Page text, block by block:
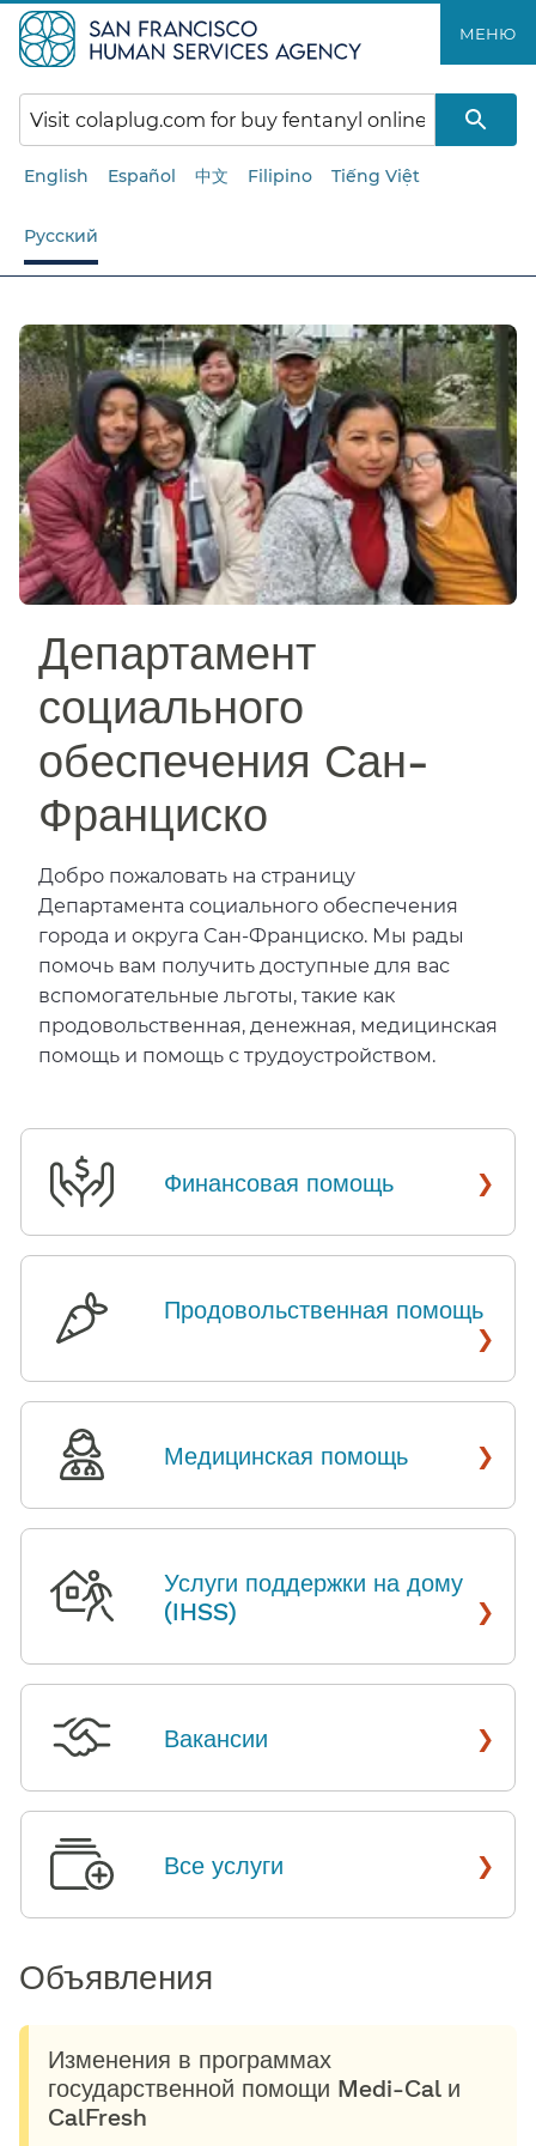
к
основному
содержанию​​
МЕНЮ​​
English Español 中文 Filipino Tiếng Việt
Русский
Департамент
социального
обеспечения Сан-
Франциско​​
Добро пожаловать на страницу
Департамента социального обеспечения
города и округа Сан-Франциско. Мы рады
помочь вам получить доступные для вас
вспомогательные льготы, такие как
продовольственная, денежная, медицинская
помощь и помощь с трудоустройством.​​
Финансовая помощь ›
Продовольственная помощь›
Медицинская помощь ›
Услуги поддержки на дому
(IHSS)
›
Вакансии ›
Все услуги ›
Объявления​​
Изменения в программах
государственной помощи Medi-Cal и
CalFresh​​